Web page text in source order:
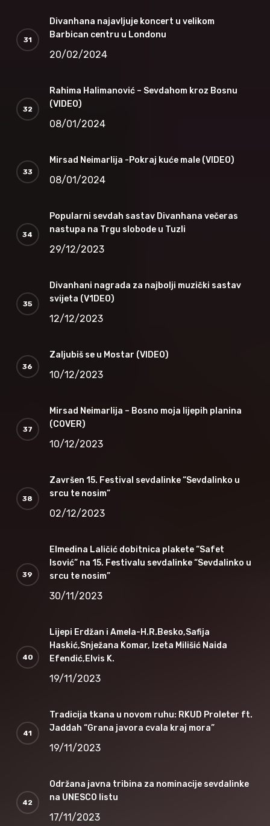
Divanhana najavljuje koncert u velikom
Barbican centru u Londonu
20/02/2024
Rahima Halimanović – Sevdahom kroz Bosnu
(VIDEO)
08/01/2024
Mirsad Neimarlija -Pokraj kuće male (VIDEO)
08/01/2024
Popularni sevdah sastav Divanhana večeras
nastupa na Trgu slobode u Tuzli
29/12/2023
Divanhani nagrada za najbolji muzički sastav
svijeta (V1DEO)
12/12/2023
Zaljubiš se u Mostar (VIDEO)
10/12/2023
Mirsad Neimarlija – Bosno moja lijepih planina
(COVER)
10/12/2023
Završen 15. Festival sevdalinke “Sevdalinko u
srcu te nosim”
02/12/2023
Elmedina Laličić dobitnica plakete “Safet
Isović” na 15. Festivalu sevdalinke “Sevdalinko u
srcu te nosim”
30/11/2023
Lijepi Erdžan i Amela-H.R.Besko,Safija
Haskić,Snježana Komar, Izeta Milišić Naida
Efendić,Elvis K.
19/11/2023
Tradicija tkana u novom ruhu: RKUD Proleter ft.
Jaddah “Grana javora cvala kraj mora”
19/11/2023
Održana javna tribina za nominacije sevdalinke
na UNESCO listu
17/11/2023